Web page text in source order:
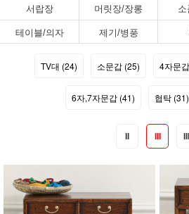
서랍장 머릿장/장롱 소
테이블/의자 제기/병풍
TV대 (24) 소문갑 (25) 4자문
6자,7자문갑 (41) 협탁 (31)
II III